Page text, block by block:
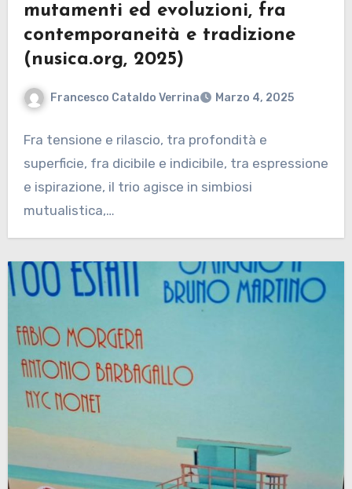
mutamenti ed evoluzioni, fra
contemporaneità e tradizione
(nusica.org, 2025)
Francesco Cataldo Verrina Marzo 4, 2025
Fra tensione e rilascio, tra profondità e
superficie, fra dicibile e indicibile, tra espressione
e ispirazione, il trio agisce in simbiosi
mutualistica,…